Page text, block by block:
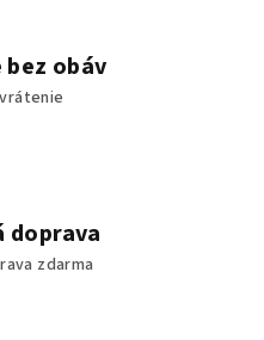
obáv
doprava
zdarma